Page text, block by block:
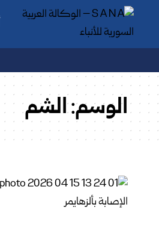
الوسم:الشم